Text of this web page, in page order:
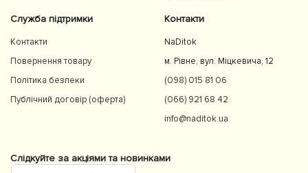
Служба підтримки
Контакти
Повернення товару
Політика безпеки
Публічний договір (оферта)
Контакти
NaDitok
м. Рівне, вул. Міцкевича, 12
(098) 015 81 06
(066) 921 68 42
info@naditok.ua
Слідкуйте за акціями та новинками